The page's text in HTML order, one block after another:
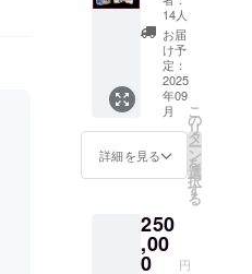
ことが
ありま
す
ず備考
欄に希
望され
るお名
前をご
記入く
ださい
※上位掲
は、支
援プラ
先着順
に掲載
いたし
ます ※
入る可
能性が
ありま
「ホー
ムペー
ジに支
して掲
載」に
間：
2025年
9月1日
枚入り
(1BOX
にラン
ダムで
180枚収
録) カー
ド種
類：180
種 180
種の中
から、1
にカー
ドがラ
ンダム
ト】×1
点 各
55枚入
り ・
ホーム
ページ
に支援
者とし
て掲載
の指定
は日本
国内の
・クラ
ウド
ファン
ディン
グ限定
カード3
種セッ
ト1点
・ ス
第1弾4
種セッ
ト×各1
パック
第1弾 1
カート
ン + ク
ラウド
ファン
ディン
グ限定
カード3
種セッ
ト×12
人での
ご支援
も可能
14人
お届
け予
定：
2025
年09
月
詳細を見る
こ
の
リ
タ
ー
ン
を
選
択
す
る
250
,00
0 円